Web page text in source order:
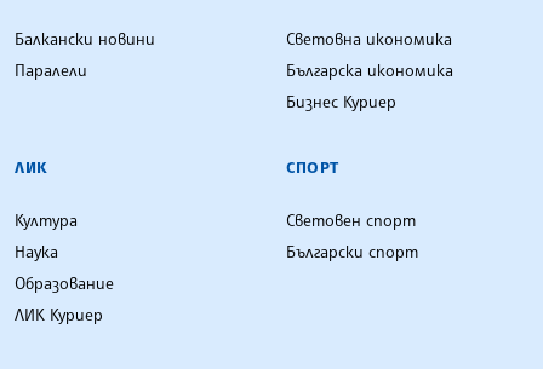
Балкански новини
Паралели
Световна икономика
Българска икономика
Бизнес Куриер
ЛИК
Култура
Наука
Образование
ЛИК Куриер
СПОРТ
Световен спорт
Български спорт